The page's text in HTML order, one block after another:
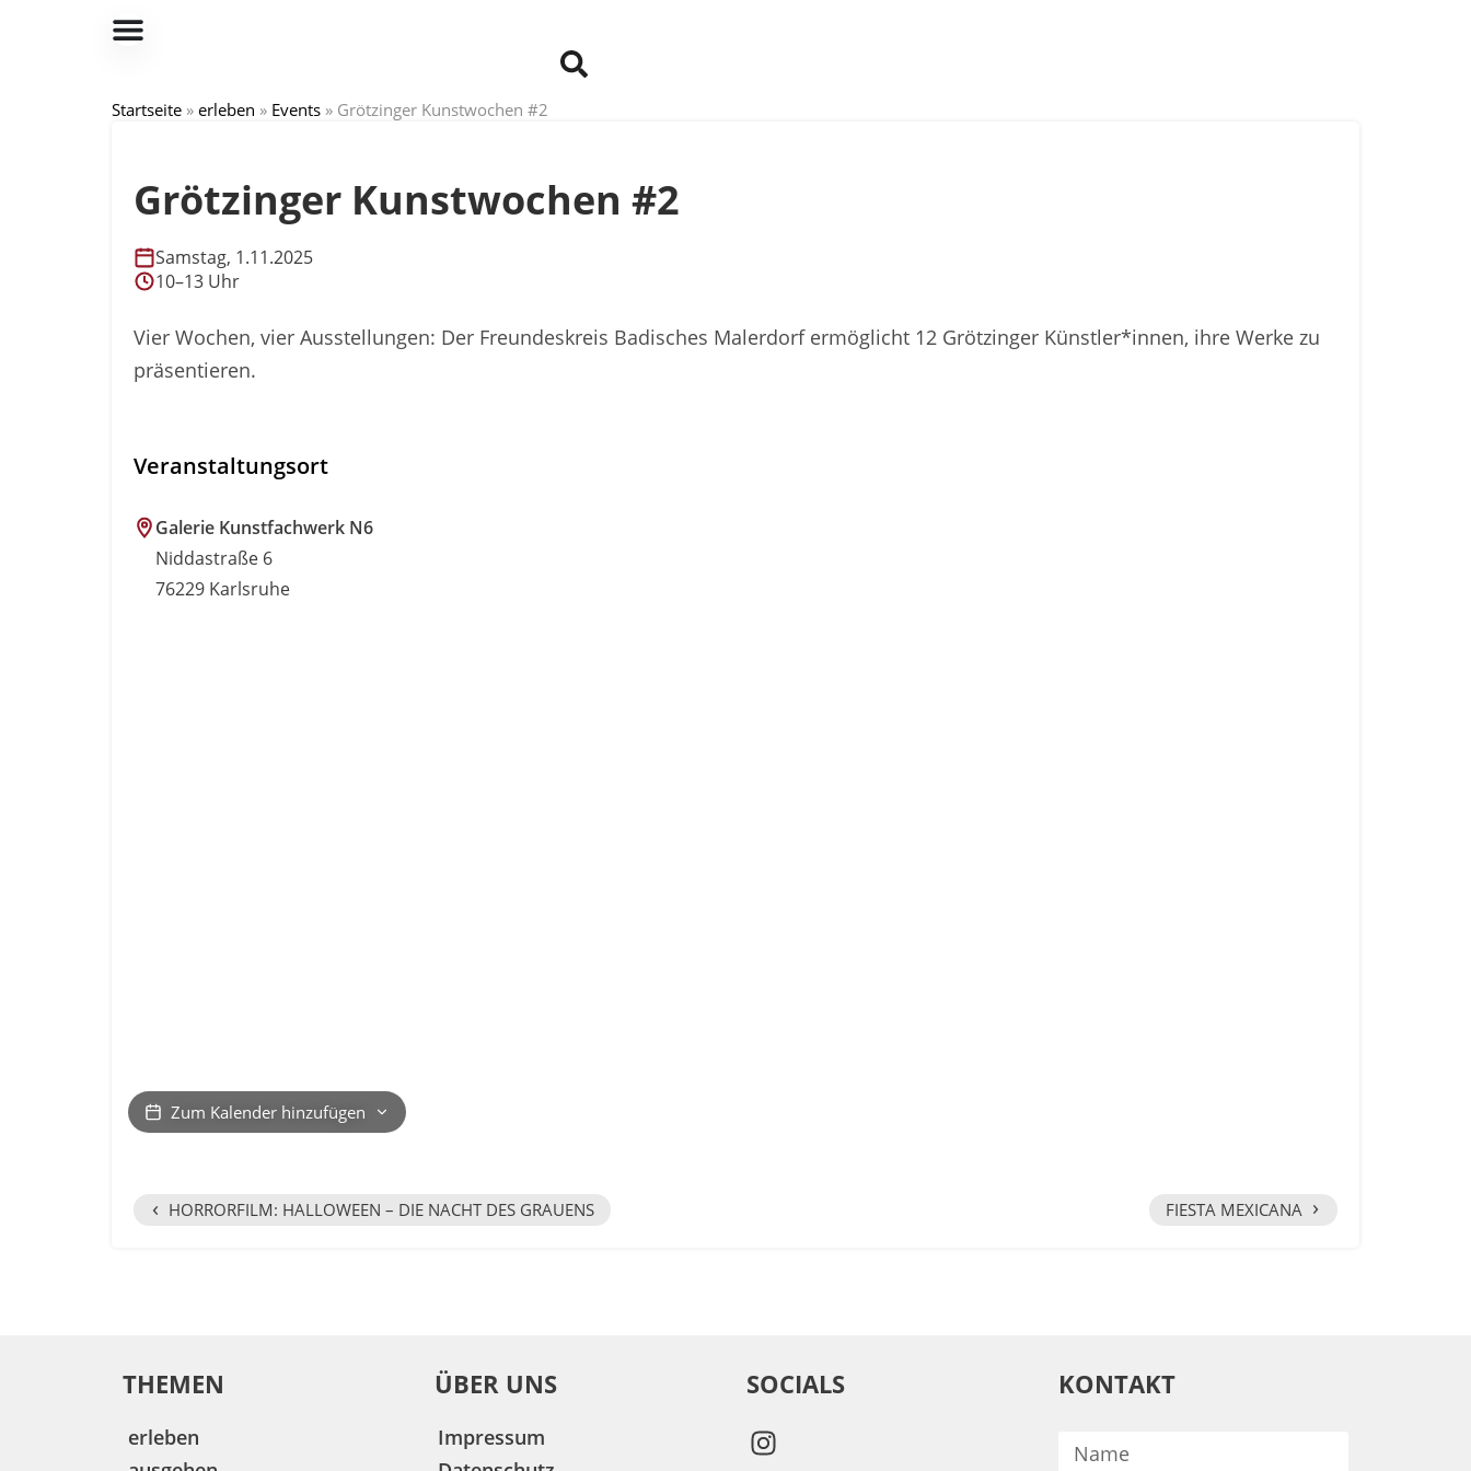
Startseite » erleben » Events » Grötzinger Kunstwochen #2
Grötzinger Kunstwochen #2
Samstag, 1.11.2025
10–13 Uhr
Vier Wochen, vier Ausstellungen: Der Freundeskreis Badisches Malerdorf ermöglicht 12 Grötzinger Künstler*innen, ihre Werke zu
präsentieren.
Veranstaltungsort
Galerie Kunstfachwerk N6
Niddastraße 6
76229 Karlsruhe
Zum Kalender hinzufügen
‹ HORRORFILM: HALLOWEEN – DIE NACHT DES GRAUENS FIESTA MEXICANA ›
THEMEN
erleben
ÜBER UNS
Impressum
SOCIALS KONTAKT